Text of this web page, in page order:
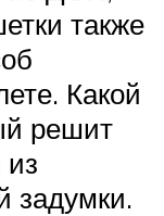
также
Какой
решит
из
задумки.